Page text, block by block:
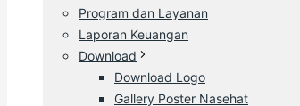
Program dan Layanan
Laporan Keuangan
Download
Download Logo
Gallery Poster Nasehat